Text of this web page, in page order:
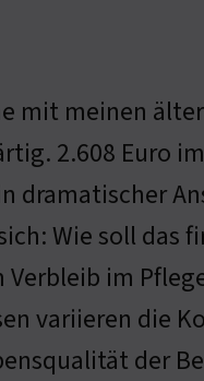
mit meinen
2.608 Euro
dramatischer
Wie soll
im
variieren die
der